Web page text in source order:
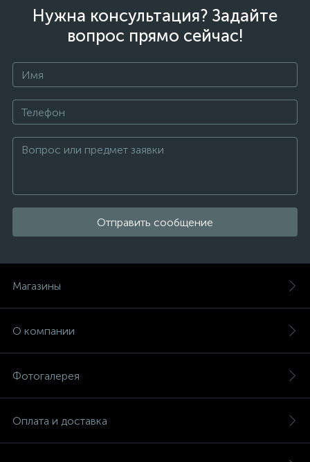
Нужна консультация? Задайте
вопрос прямо сейчас!
Отправить сообщение
Магазины
О компании
Фотогалерея
Оплата и доставка